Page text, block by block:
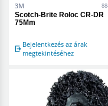
3M
Scotch-Brite Roloc CR-DR
75Mm
Bejelentkezés az árak
megtekintéséhez